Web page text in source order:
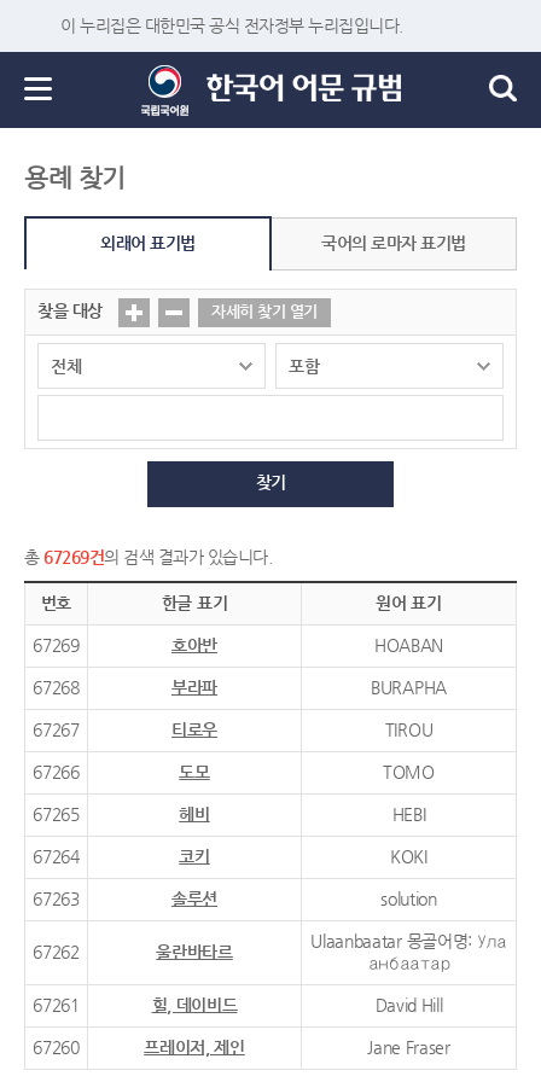
이 누리집은 대한민국 공식 전자정부 누리집입니다.
용례 찾기
외래어 표기법 국어의 로마자 표기법
찾을 대상 자세히 찾기 열기
찾기
총 67269건의 검색 결과가 있습니다.
번호 한글 표기 원어 표기
67269 호아반 HOABAN
67268 부라파 BURAPHA
67267 티로우 TIROU
67266 도모 TOMO
67265 헤비 HEBI
67264 코키 KOKI
67263 솔루션 solution
67262 울란바타르
Ulaanbaatar 몽골어명: Ула
анбаатар
67261 힐, 데이비드 David Hill
67260 프레이저, 제인 Jane Fraser